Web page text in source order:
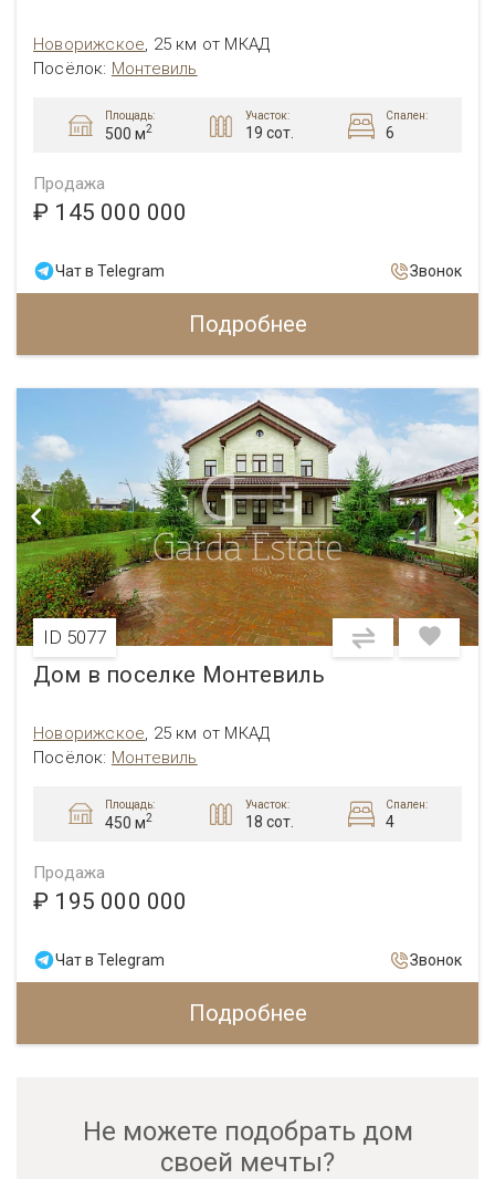
Новорижское, 25 км от МКАД
Посёлок: Монтевиль
Площадь:
500 м2
Участок:
19 сот.
Спален:
6
Продажа
₽ 145 000 000
Чат в Telegram Звонок
Подробнее
ID 5077
Дом в поселке Монтевиль
Новорижское 25 км от МКАД
Посёлок: Монтевиль
Площадь:
450 м2
Участок:
18 сот.
Спален:
4
Продажа
₽ 195 000 000
Чат в Telegram Звонок
Подробнее
Не можете подобрать дом
своей мечты?